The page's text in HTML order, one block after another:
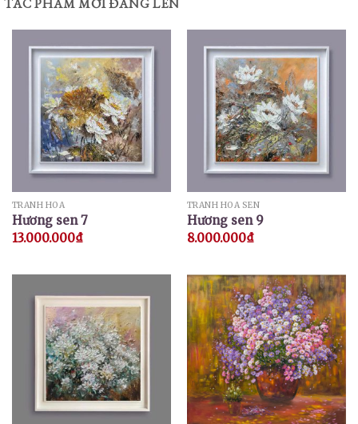
TÁC PHẨM MỚI ĐĂNG LÊN
TRANH HOA
Hương sen 7
13.000.000₫
TRANH HOA SEN
Hương sen 9
8.000.000₫